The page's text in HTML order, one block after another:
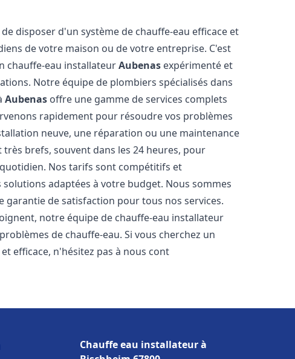
disposer d'un système de chauffe-eau efficace et
de votre maison ou de votre entreprise. C'est
chauffe-eau installateurAubenas expérimenté et
Notre équipe de plombiers spécialisés dans
Aubenas offre une gamme de services complets
rapidement pour résoudre vos problèmes
neuve, une réparation ou une maintenance
brefs, souvent dans les 24 heures, pour
Nos tarifs sont compétitifs et
adaptées à votre budget. Nous sommes
de satisfaction pour tous nos services.
notre équipe de chauffe-eau installateur
de chauffe-eau. Si vous cherchez un
efficace, n'hésitez pas à nous cont
Chauffe eau installateur à